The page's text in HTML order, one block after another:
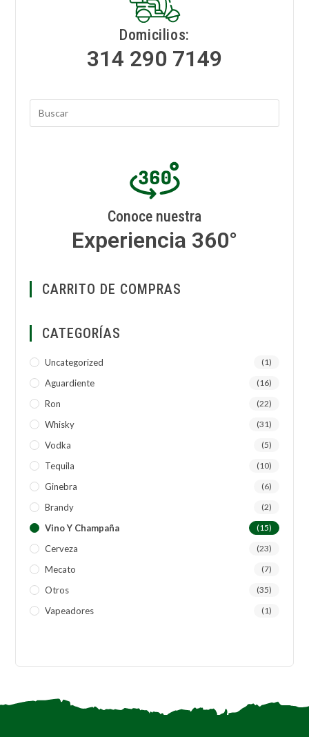
Domicilios:
314 290 7149
Conoce nuestra
Experiencia 360°
CARRITO DE COMPRAS
CATEGORÍAS
Uncategorized (1)
Aguardiente (16)
Ron (22)
Whisky (31)
Vodka (5)
Tequila (10)
Ginebra (6)
Brandy (2)
Vino Y Champaña (15)
Cerveza (23)
Mecato (7)
Otros (35)
Vapeadores (1)